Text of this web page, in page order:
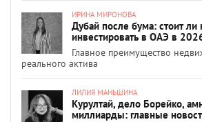
ИРИНА МИРОНОВА
Дубай после бума: стоит ли
инвестировать в ОАЭ в
Главное преимущество
реального актива
ЛИЛИЯ МАНЬШИНА
Курултай, дело Борейко,
миллиарды: главные